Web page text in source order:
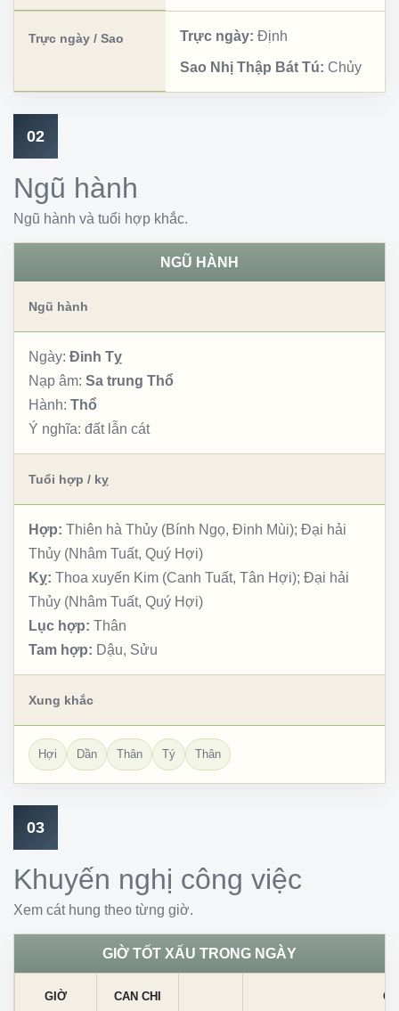
Trực ngày / Sao Trực ngày: Định
Sao Nhị Thập Bát Tú: Chủy
02
Ngũ hành
Ngũ hành và tuổi hợp khắc.
NGŨ HÀNH
Ngũ hành
Ngày: Đinh Tỵ
Nạp âm: Sa trung Thổ
Hành: Thổ
Ý nghĩa: đất lẫn cát
Tuổi hợp / kỵ
Hợp: Thiên hà Thủy (Bính Ngọ, Đinh Mùi); Đại hải
Thủy (Nhâm Tuất, Quý Hợi)
Kỵ: Thoa xuyến Kim (Canh Tuất, Tân Hợi); Đại hải
Thủy (Nhâm Tuất, Quý Hợi)
Lục hợp: Thân
Tam hợp: Dậu, Sửu
Xung khắc
Hợi Dần Thân Tý Thân
03
Khuyến nghị công việc
Xem cát hung theo từng giờ.
GIỜ TỐT XẤU TRONG NGÀY
GIỜ CAN CHI